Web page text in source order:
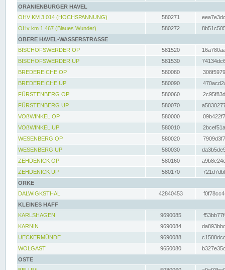
ORANIENBURGER HAVEL
OHV KM 3.014 (HOCHSPANNUNG)
580271
OHv km 1.467 (Blaues Wunder)
580272
OBERE HAVEL-WASSERSTRASSE
BISCHOFSWERDER OP
581520
BISCHOFSWERDER UP
581530
BREDEREICHE OP
580080
BREDEREICHE UP
580090
FÜRSTENBERG OP
580060
FÜRSTENBERG UP
580070
VOßWINKEL OP
580000
VOßWINKEL UP
580010
WESENBERG OP
580020
WESENBERG UP
580030
ZEHDENICK OP
580160
ZEHDENICK UP
580170
ORKE
DALWIGKSTHAL
42840453
KLEINES HAFF
KARLSHAGEN
9690085
KARNIN
9690084
UECKERMÜNDE
9690088
WOLGAST
9650080
OSTE